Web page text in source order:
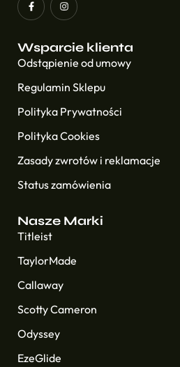
Wsparcie klienta
Odstąpienie od umowy
Regulamin Sklepu
Polityka Prywatności
Polityka Cookies
Zasady zwrotów i reklamacje
Status zamówienia
Nasze Marki
Titleist
TaylorMade
Callaway
Scotty Cameron
Odyssey
EzeGlide